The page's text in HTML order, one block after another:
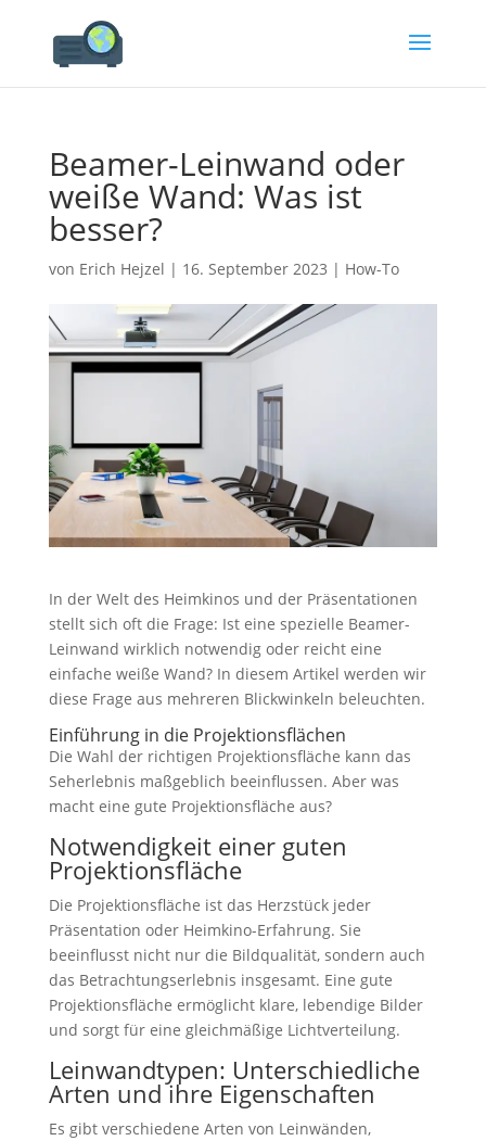
Beamer-Leinwand oder
weiße Wand: Was ist
besser?
von Erich Hejzel | 16. September 2023 | How-To
In der Welt des Heimkinos und der Präsentationen
stellt sich oft die Frage: Ist eine spezielle Beamer-
Leinwand wirklich notwendig oder reicht eine
einfache weiße Wand? In diesem Artikel werden wir
diese Frage aus mehreren Blickwinkeln beleuchten.
Einführung in die Projektionsflächen
Die Wahl der richtigen Projektionsfläche kann das
Seherlebnis maßgeblich beeinflussen. Aber was
macht eine gute Projektionsfläche aus?
Notwendigkeit einer guten
Projektionsfläche
Die Projektionsfläche ist das Herzstück jeder
Präsentation oder Heimkino-Erfahrung. Sie
beeinflusst nicht nur die Bildqualität, sondern auch
das Betrachtungserlebnis insgesamt. Eine gute
Projektionsfläche ermöglicht klare, lebendige Bilder
und sorgt für eine gleichmäßige Lichtverteilung.
Leinwandtypen: Unterschiedliche
Arten und ihre Eigenschaften
Es gibt verschiedene Arten von Leinwänden,